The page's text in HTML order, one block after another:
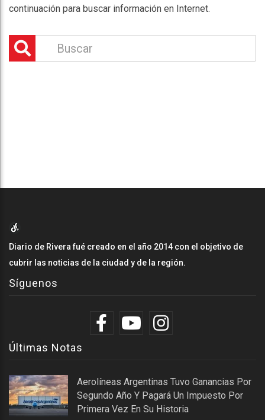
continuación para buscar información en Internet.
Diario de Rivera fué creado en el año 2014 con el objetivo de
cubrir las noticias de la ciudad y de la región.
Síguenos
Últimas Notas
Aerolíneas Argentinas Tuvo Ganancias Por
Segundo Año Y Pagará Un Impuesto Por
Primera Vez En Su Historia